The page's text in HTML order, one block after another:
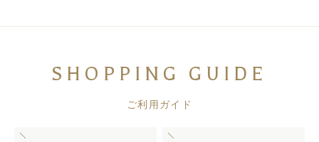
SHOPPING GUIDE
ご利用ガイド